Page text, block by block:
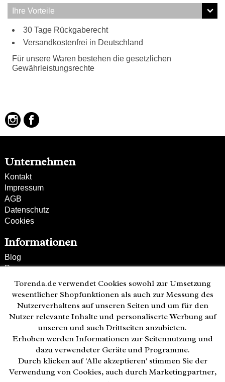
Handmade in Germany
Ihre Vorteile
30 Tage Rückgaberecht
Versandkostenfrei in Deutschland
Für unsere Waren bestehen die gesetzlichen
Gewährleistungsrechte
Unternehmen
Kontakt
Impressum
AGB
Datenschutz
Cookies
Informationen
Blog
Presse
Partner
Versand und Zahlung
Bestellung wiederrufen
Kunden-Hotline
(040) 244 249-49
Mo - Fr 08:00 - 18:00
Zahlweisen:
Torenda.de verwendet Cookies sowohl zur Umsetzung
wesentlicher Shopfunktionen als auch zur Messung des
Nutzerverhaltens auf unseren Seiten und um für den
Nutzer relevante Inhalte und personaliserte Werbung auf
unseren und auch Drittseiten anzubieten.
Erhoben werden Informationen zur Seitennutzung und
dazu verwendeter Geräte und Programme.
Durch klicken auf 'Alle akzeptieren' stimmen Sie der
Verwendung von Cookies, auch durch Marketingpartner,